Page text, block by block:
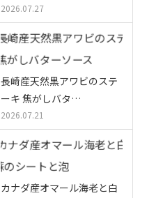
2026.07.27
長崎産天然黒アワビのステ
ーキ 焦がしバタ…
2026.07.21
カナダ産オマール海老と白